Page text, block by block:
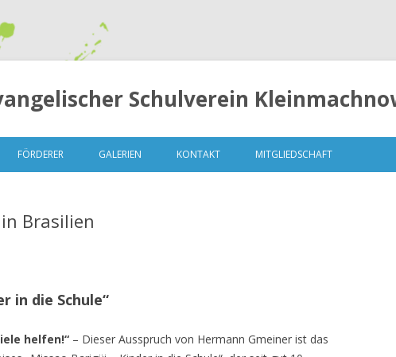
Schulverein
Springe
zum
– 13. OKTOBER 2014
MITGLIEDERVERSAMMLUNG 2015
FÖRDERER GALERIEN KONTAKT MITGLIEDSCHAFT
Brasilien
in die Schule“
helfen!“ – Dieser Ausspruch von Hermann Gmeiner ist das